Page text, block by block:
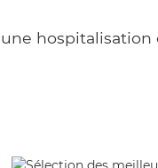
hospitalisation